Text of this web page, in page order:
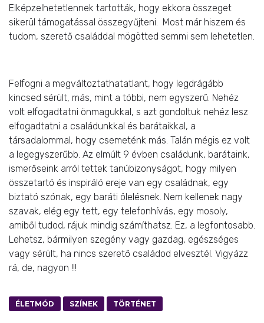
Elképzelhetetlennek tartották, hogy ekkora összeget
sikerül támogatással összegyűjteni. Most már hiszem és
tudom, szerető családdal mögötted semmi sem lehetetlen.
Felfogni a megváltoztathatatlant, hogy legdrágább
kincsed sérült, más, mint a többi, nem egyszerű. Nehéz
volt elfogadtatni önmagukkal, s azt gondoltuk nehéz lesz
elfogadtatni a családunkkal és barátaikkal, a
társadalommal, hogy csemeténk más. Talán mégis ez volt
a legegyszerűbb. Az elmúlt 9 évben családunk, barátaink,
ismerőseink arról tettek tanúbizonyságot, hogy milyen
összetartó és inspiráló ereje van egy családnak, egy
biztató szónak, egy baráti ölelésnek. Nem kellenek nagy
szavak, elég egy tett, egy telefonhívás, egy mosoly,
amiből tudod, rájuk mindig számíthatsz. Ez, a legfontosabb.
Lehetsz, bármilyen szegény vagy gazdag, egészséges
vagy sérült, ha nincs szerető családod elvesztél. Vigyázz
rá, de, nagyon !!!
ÉLETMÓD SZÍNEK TÖRTÉNET